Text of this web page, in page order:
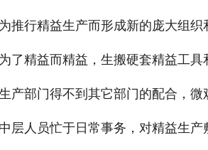
行精益生产而形成新的庞大组织
精益而精益，生搬硬套精益工具
部门得不到其它部门的配合，微
人员忙于日常事务，对精益生产